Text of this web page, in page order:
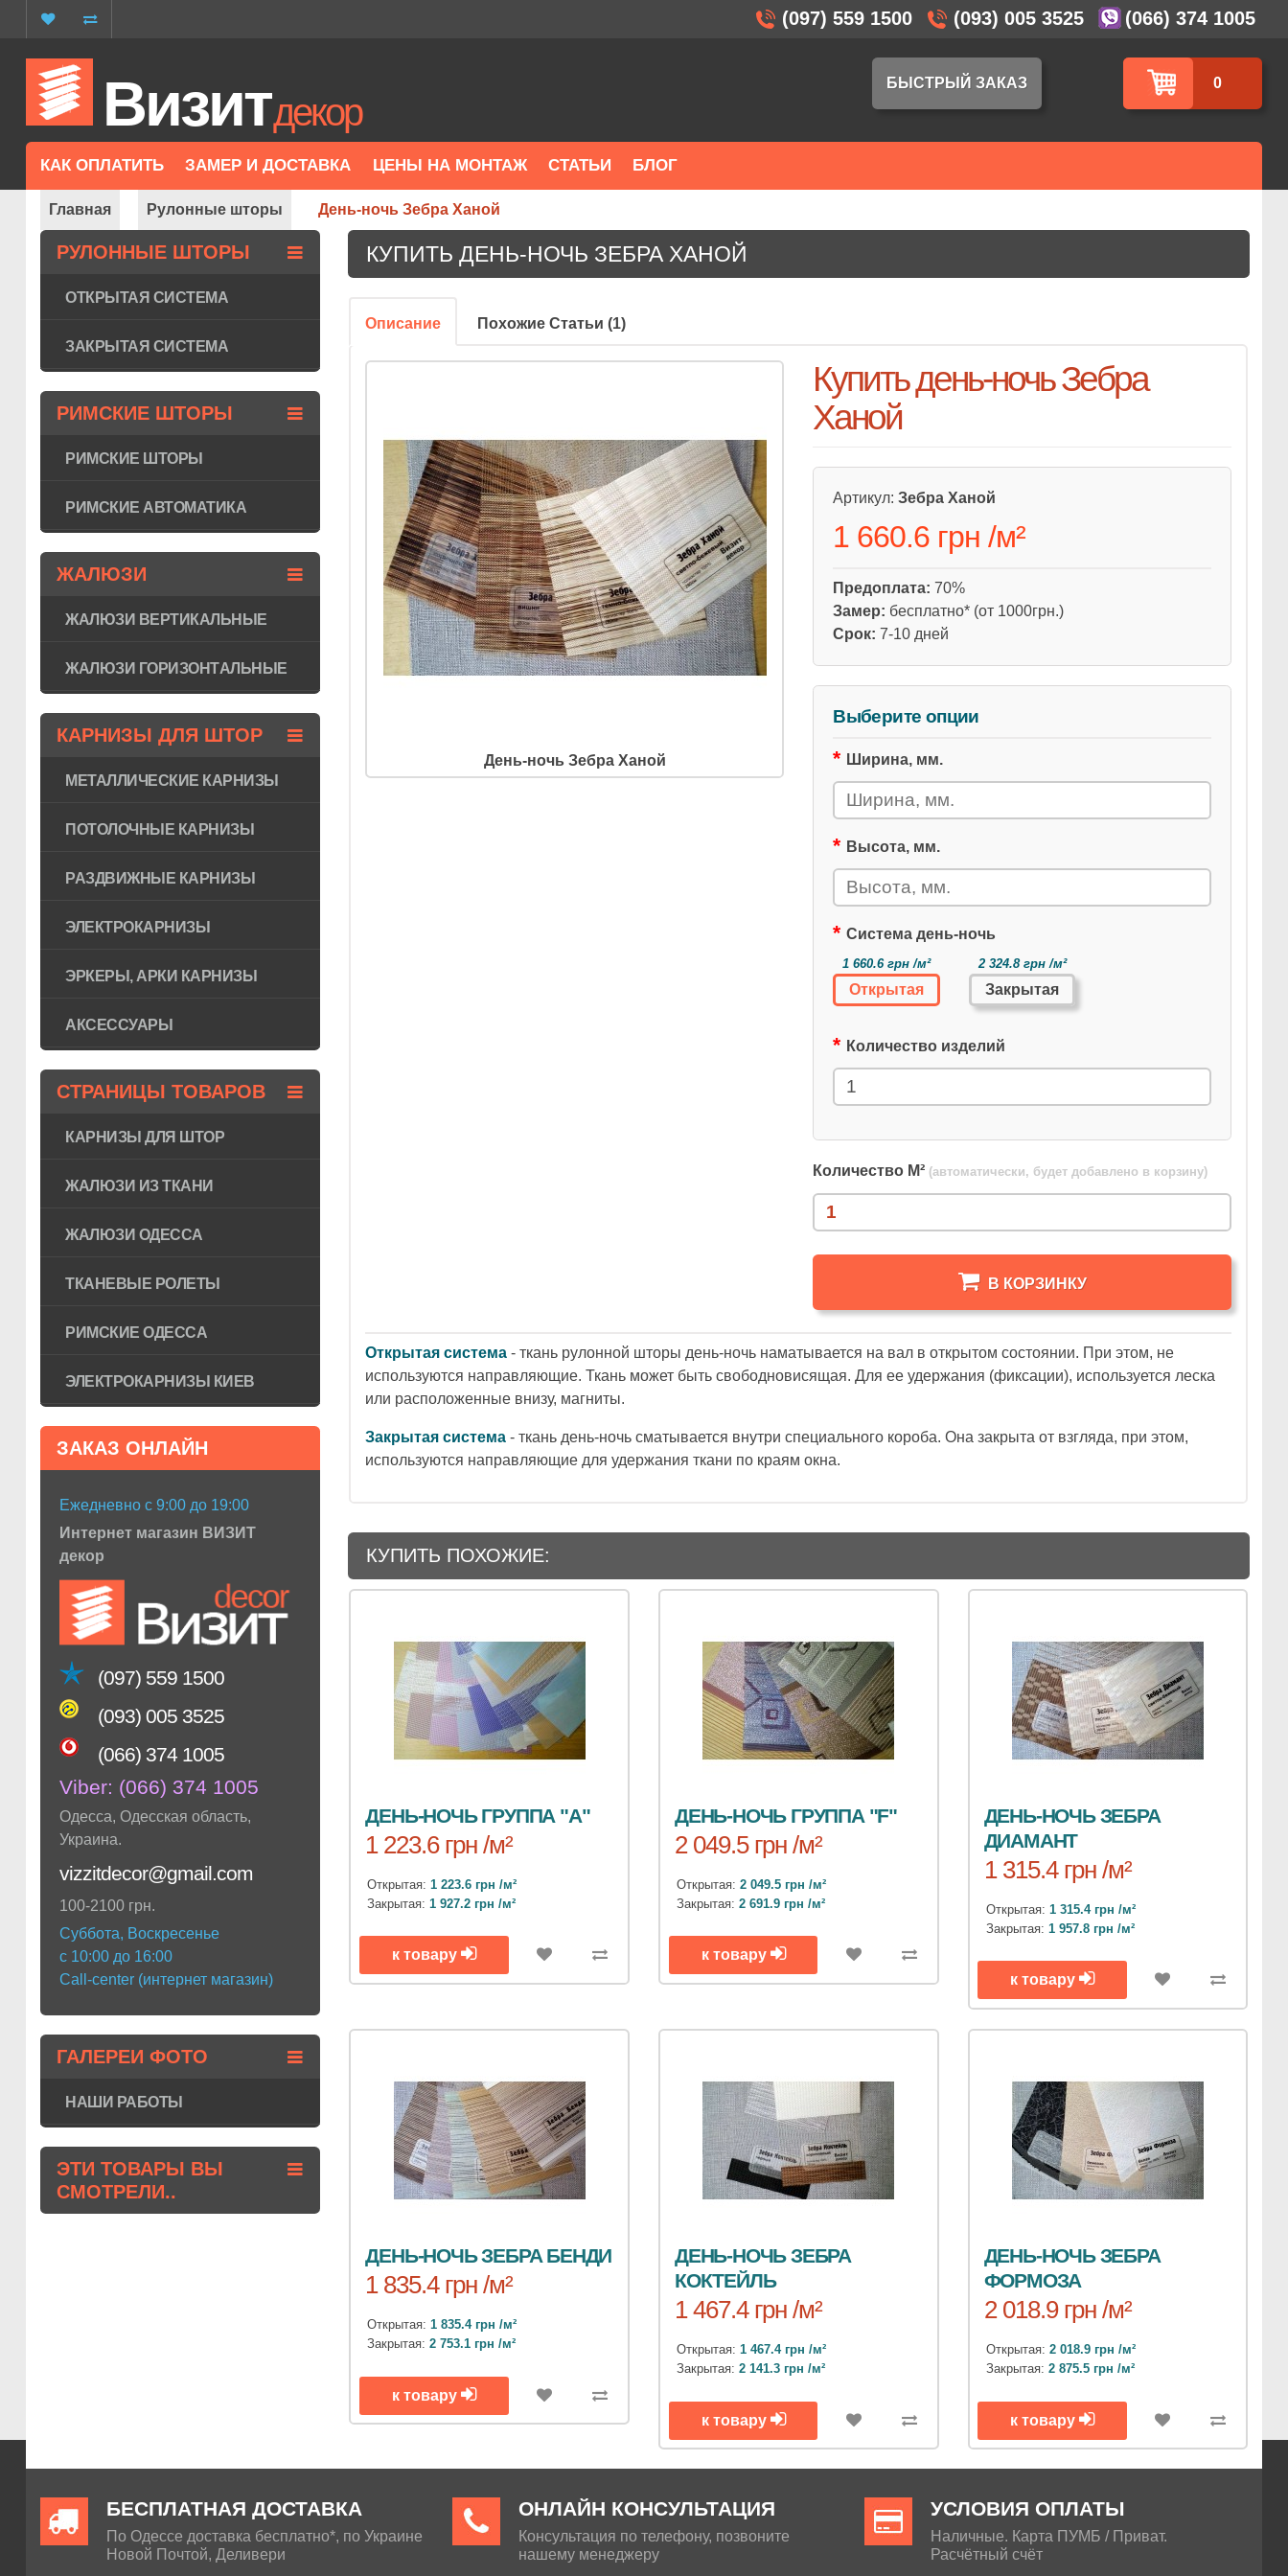
КУПИТЬ ДЕНЬ-НОЧЬ ЗЕБРА ХАНОЙ
Описание Похожие Статьи (1)
День-ночь Зебра Ханой
Купить день-ночь Зебра
Ханой
Артикул:Зебра Ханой
1 660.6 грн/м²
Предоплата: 70%
Замер: бесплатно* (от 1000грн.)
Срок: 7-10 дней
Выберите опции
Ширина, мм.
Высота, мм.
Система день-ночь
1 660.6 грн /м²
Открытая
2 324.8 грн /м²
Закрытая
Количество изделий
Количество М² (автоматически, будет добавлено в корзину)
В КОРЗИНКУ
Открытая система - ткань рулонной шторы день-ночь наматывается на вал в открытом состоянии. При этом, не
используются направляющие. Ткань может быть свободновисящая. Для ее удержания (фиксации), используется леска
или расположенные внизу, магниты.
Закрытая система - ткань день-ночь сматывается внутри специального короба. Она закрыта от взгляда, при этом,
используются направляющие для удержания ткани по краям окна.
КУПИТЬ ПОХОЖИЕ:
ДЕНЬ-НОЧЬ ГРУППА "А"
1 223.6 грн /м²
Открытая:1 223.6 грн /м²
Закрытая:1 927.2 грн /м²
к товару
ДЕНЬ-НОЧЬ ГРУППА "F"
2 049.5 грн /м²
Открытая: 2 049.5 грн /м²
Закрытая: 2 691.9 грн /м²
к товару
ДЕНЬ-НОЧЬ ЗЕБРА
ДИАМАНТ
1 315.4 грн /м²
Открытая: 1 315.4 грн /м²
Закрытая: 1 957.8 грн /м²
к товару
ДЕНЬ-НОЧЬ ЗЕБРА БЕНДИ
1 835.4 грн /м²
Открытая:1 835.4 грн /м²
Закрытая:2 753.1 грн /м²
к товару
ДЕНЬ-НОЧЬ ЗЕБРА
КОКТЕЙЛЬ
1 467.4 грн /м²
Открытая: 1 467.4 грн /м²
Закрытая: 2 141.3 грн /м²
к товару
ДЕНЬ-НОЧЬ ЗЕБРА
ФОРМОЗА
2 018.9 грн /м²
Открытая: 2 018.9 грн /м²
Закрытая: 2 875.5 грн /м²
к товару
РУЛОННЫЕ ШТОРЫ
ОТКРЫТАЯ СИСТЕМА
ЗАКРЫТАЯ СИСТЕМА
РИМСКИЕ ШТОРЫ
РИМСКИЕ ШТОРЫ
РИМСКИЕ АВТОМАТИКА
ЖАЛЮЗИ
ЖАЛЮЗИ ВЕРТИКАЛЬНЫЕ
ЖАЛЮЗИ ГОРИЗОНТAЛЬНЫЕ
КАРНИЗЫ ДЛЯ ШТОР
МЕТАЛЛИЧЕСКИЕ КАРНИЗЫ
ПОТОЛОЧНЫЕ КАРНИЗЫ
РАЗДВИЖНЫЕ КАРНИЗЫ
ЭЛЕКТРОКАРНИЗЫ
ЭРКЕРЫ, АРКИ КАРНИЗЫ
АКСЕССУАРЫ
СТРАНИЦЫ ТОВАРОВ
КАРНИЗЫ ДЛЯ ШТОР
ЖАЛЮЗИ ИЗ ТКАНИ
ЖАЛЮЗИ ОДЕССА
ТКАНЕВЫЕ РОЛЕТЫ
РИМСКИЕ ОДЕССА
ЭЛЕКТРОКАРНИЗЫ КИЕВ
ЗАКАЗ ОНЛАЙН
Ежедневно с 9:00 до 19:00
Интернет магазин ВИЗИТ
декор
(097) 559 1500
(093) 005 3525
(066) 374 1005
Viber: (066) 374 1005
Одесса, Одесская область,
Украина.
vizzitdecor@gmail.com
100-2100 грн.
Суббота, Воскресенье
с 10:00 до 16:00
Call-center (интернет магазин)
ГАЛЕРЕИ ФОТО
НАШИ РАБОТЫ
ЭТИ ТОВАРЫ ВЫ
СМОТРЕЛИ..
Главная Рулонные шторы День-ночь Зебра Ханой
БЕСПЛАТНАЯ ДОСТАВКА
По Одессе доставка бесплатно*, по Украине
Новой Почтой, Деливери
ОНЛАЙН КОНСУЛЬТАЦИЯ
Консультация по телефону, позвоните
нашему менеджеру
УСЛОВИЯ ОПЛАТЫ
Наличные. Карта ПУМБ / Приват.
Расчётный счёт
(097) 559 1500 (093) 005 3525 (066) 374 1005
Визитдекор
БЫСТРЫЙ ЗАКАЗ 0
КАК ОПЛАТИТЬ ЗАМЕР И ДОСТАВКА ЦЕНЫ НА МОНТАЖ СТАТЬИ БЛОГ